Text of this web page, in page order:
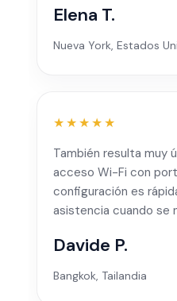
Elena T.
Nueva York, Estados
★★★★★
También resulta muy
acceso Wi-Fi con
configuración es
asistencia cuando se
Davide P.
Bangkok, Tailandia